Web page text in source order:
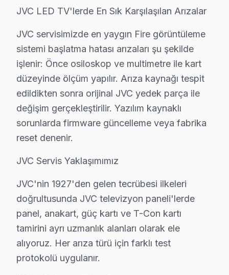
▸ Anakart: Güngören'de daha az bilinen ama sık
Güngören'de hangi belirtiyle gelirseniz gelin — teşhis
Güngören JVC TV Arızaları – Televizyonunuz
JVC panel'nizde yaşadığınız arıza, cihazın
JVC akıllı TV'lerde en çok müdahale ettiğimiz arıza
• Panel ve Ekran: OLED yanması, LCD şeriti, piksel
• Elektronik Kartlar: Anakart, T-Con, güç kartı, tuner
• Arka Aydınlatma: LED bar değişimi, inverter tamiri,
• Yazılım ve Firmware: Fabrika ayarı, eMMC
• Kapasitör ve SMD: Şişmiş kapasitör değişimi, smd
Güngören'de bu cihaz LED TV tamiri için ücretsiz
JVC TV İçin Güngören'deki Hizmet
JVC televizyon paneli'niz için Güngören'de
JVC LED TV'lerde En Sık Karşılaşılan Arızalar
JVC servisimizde en yaygın Fire görüntüleme
sistemi başlatma hatası arızaları şu şekilde
işlenir: Önce osiloskop ve multimetre ile kart
düzeyinde ölçüm yapılır. Arıza kaynağı tespit
edildikten sonra orijinal JVC yedek parça ile
değişim gerçekleştirilir. Yazılım kaynaklı
sorunlarda firmware güncelleme veya fabrika
reset denenir.
JVC Servis Yaklaşımımız
JVC'nin 1927'den gelen tecrübesi ilkeleri
doğrultusunda JVC televizyon paneli'lerde
panel, anakart, güç kartı ve T-Con kartı
tamirini ayrı uzmanlık alanları olarak ele
alıyoruz. Her arıza türü için farklı test
protokolü uygulanır.